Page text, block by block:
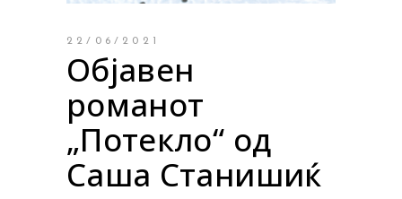
22/06/2021
Објавен
романот
„Потекло“ од
Саша Станишиќ